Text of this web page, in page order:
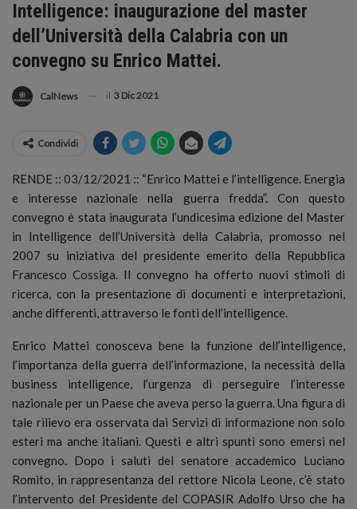
Intelligence: inaugurazione del master
dell’Università della Calabria con un
convegno su Enrico Mattei.
CalNews il 3 Dic 2021
Condividi
RENDE :: 03/12/2021 :: “Enrico Mattei e l’intelligence. Energia
e interesse nazionale nella guerra fredda”. Con questo
convegno è stata inaugurata l’undicesima edizione del Master
in Intelligence dell’Università della Calabria, promosso nel
2007 su iniziativa del presidente emerito della Repubblica
Francesco Cossiga. Il convegno ha offerto nuovi stimoli di
ricerca, con la presentazione di documenti e interpretazioni,
anche differenti, attraverso le fonti dell’intelligence.
Enrico Mattei conosceva bene la funzione dell’intelligence,
l’importanza della guerra dell’informazione, la necessità della
business intelligence, l’urgenza di perseguire l’interesse
nazionale per un Paese che aveva perso la guerra. Una figura di
tale rilievo era osservata dai Servizi di informazione non solo
esteri ma anche italiani. Questi e altri spunti sono emersi nel
convegno. Dopo i saluti del senatore accademico Luciano
Romito, in rappresentanza del rettore Nicola Leone, c’è stato
l’intervento del Presidente del COPASIR Adolfo Urso che ha